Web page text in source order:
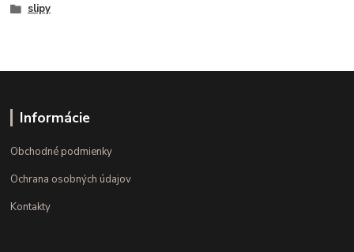
slipy
Informácie
Obchodné podmienky
Ochrana osobných údajov
Kontakty